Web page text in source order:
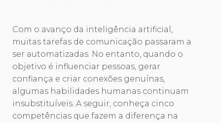
Com o avanço da inteligência artificial,
muitas tarefas de comunicação passaram a
ser automatizadas. No entanto, quando o
objetivo é influenciar pessoas, gerar
confiança e criar conexões genuínas,
algumas habilidades humanas continuam
insubstituíveis. A seguir, conheça cinco
competências que fazem a diferença na